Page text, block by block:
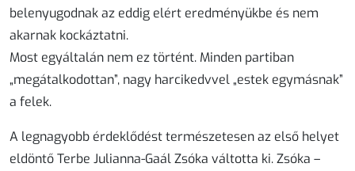
belenyugodnak az eddig elért eredményükbe és nem
akarnak kockáztatni.
Most egyáltalán nem ez történt. Minden partiban
„megátalkodottan”, nagy harcikedvvel „estek egymásnak”
a felek.
A legnagyobb érdeklődést természetesen az első helyet
eldöntő Terbe Julianna-Gaál Zsóka váltotta ki. Zsóka –